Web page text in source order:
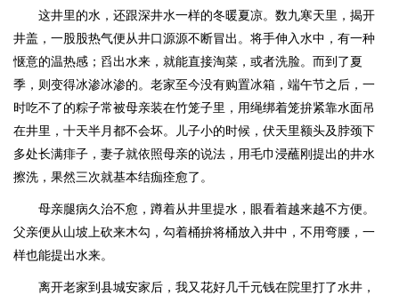
这井里的水，还跟深井水一样的冬暖夏凉。数九寒天里，揭开
井盖，一股股热气便从井口源源不断冒出。将手伸入水中，有一种
惬意的温热感；舀出水来，就能直接淘菜，或者洗脸。而到了夏
季，则变得冰渗冰渗的。老家至今没有购置冰箱，端午节之后，一
时吃不了的粽子常被母亲装在竹笼子里，用绳绑着笼拚紧靠水面吊
在井里，十天半月都不会坏。儿子小的时候，伏天里额头及脖颈下
多处长满痱子，妻子就依照母亲的说法，用毛巾浸蘸刚提出的井水
擦洗，果然三次就基本结痂痊愈了。
母亲腿病久治不愈，蹲着从井里提水，眼看着越来越不方便。
父亲便从山坡上砍来木勾，勾着桶拚将桶放入井中，不用弯腰，一
样也能提出水来。
离开老家到县城安家后，我又花好几千元钱在院里打了水井，